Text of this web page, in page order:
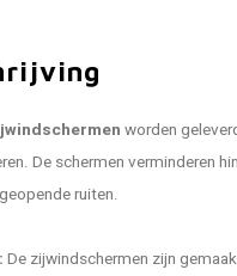
worden
De schermen verminderen
ruiten.
De zijwindschermen zijn